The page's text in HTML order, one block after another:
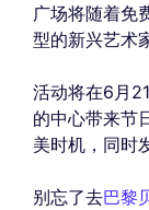
广场将随着免
型的新兴艺术
活动将在6月
的中心带来节
美时机，同时
别忘了去巴黎